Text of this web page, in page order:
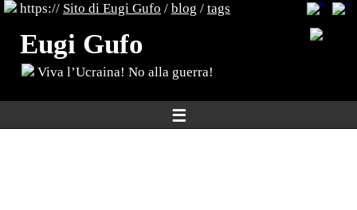
https:// Sito di Eugi Gufo / blog / tags
Eugi Gufo
Viva l’Ucraina! No alla guerra!
☰